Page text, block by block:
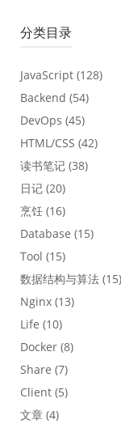
分类目录
JavaScript (128)
Backend (54)
DevOps (45)
HTML/CSS (42)
读书笔记 (38)
日记 (20)
烹饪 (16)
Database (15)
Tool (15)
数据结构与算法 (15)
Nginx (13)
Life (10)
Docker (8)
Share (7)
Client (5)
文章 (4)